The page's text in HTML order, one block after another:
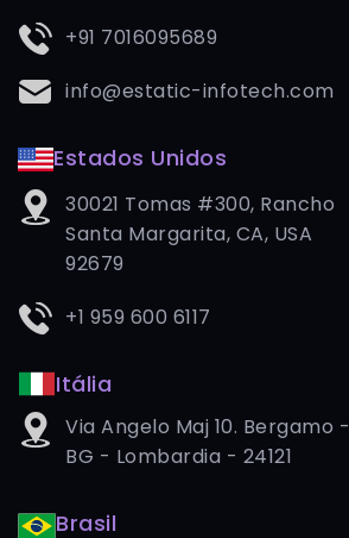
+91 7016095689
info@estatic-infotech.com
Estados Unidos
30021 Tomas #300, Rancho
Santa Margarita, CA, USA
92679
+1 959 600 6117
Itália
Via Angelo Maj 10. Bergamo -
BG - Lombardia - 24121
Brasil